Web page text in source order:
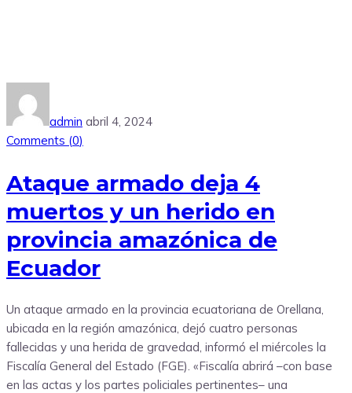
admin abril 4, 2024
Comments (0)
Ataque armado deja 4
muertos y un herido en
provincia amazónica de
Ecuador
Un ataque armado en la provincia ecuatoriana de Orellana,
ubicada en la región amazónica, dejó cuatro personas
fallecidas y una herida de gravedad, informó el miércoles la
Fiscalía General del Estado (FGE). «Fiscalía abrirá –con base
en las actas y los partes policiales pertinentes– una